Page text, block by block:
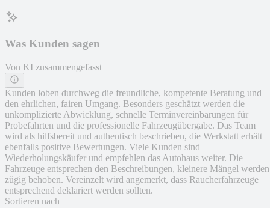
Was Kunden sagen
Von KI zusammengefasst
Kunden loben durchweg die freundliche, kompetente Beratung und
den ehrlichen, fairen Umgang. Besonders geschätzt werden die
unkomplizierte Abwicklung, schnelle Terminvereinbarungen für
Probefahrten und die professionelle Fahrzeugübergabe. Das Team
wird als hilfsbereit und authentisch beschrieben, die Werkstatt erhält
ebenfalls positive Bewertungen. Viele Kunden sind
Wiederholungskäufer und empfehlen das Autohaus weiter. Die
Fahrzeuge entsprechen den Beschreibungen, kleinere Mängel werden
zügig behoben. Vereinzelt wird angemerkt, dass Raucherfahrzeuge
entsprechend deklariert werden sollten.
Sortieren nach